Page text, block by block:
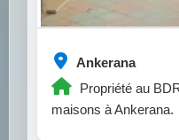
Ankerana
Propriété au
maisons à Ankerana.